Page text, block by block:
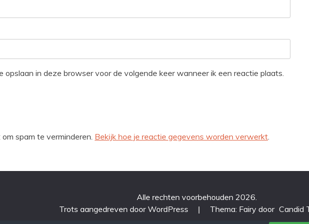
opslaan in deze browser voor de volgende keer wanneer ik een reactie plaats.
spam te verminderen. Bekijk hoe je reactie gegevens worden verwerkt
Alle rechten voorbehouden 2026.
Trots aangedreven door WordPress
| Thema: Fairy door Candid